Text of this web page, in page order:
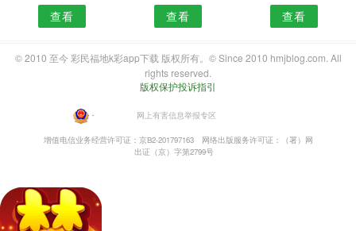
查看 查看 查看
© 2010 至今 彩民福地k彩app下载 版权所有。© Since 2010 hmjblog.com. All
rights reserved.
版权保护投诉指引
・ 网上有害信息举报专区
增值电信业务经营许可证：京B2-201797163
网络出版服务许可证：（署）网
出证（京）字第2799号